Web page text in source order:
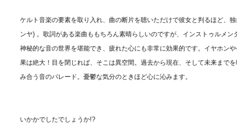
ケルト音楽の要素を取り入れ、曲の断片を聴いただけで彼女と判るほど、
ンヤ) 。歌詞がある楽曲ももちろん素晴らしいのですが、インストゥルメン
神秘的な音の世界を堪能でき、疲れた心にも非常に効果的です。イヤホン
果は絶大！目を閉じれば、そこは異空間。過去から現在、そして未来まで
み合う音のパレード。憂鬱な気分のときほど心に沁みます。
いかかでしたでしょうか!?